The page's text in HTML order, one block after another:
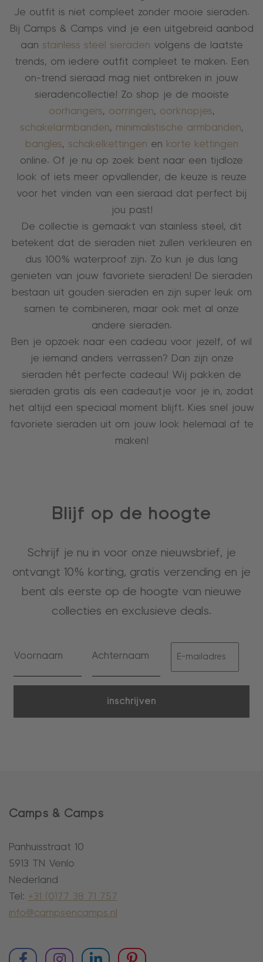
Je outfit is niet compleet zonder mooie sieraden.
Bij Camps & Camps vind je een uitgebreid aanbod
aan stainless steel sieraden volgens de laatste
trends, om iedere outfit compleet te maken. Een
on-trend sieraad mag niet ontbreken in jouw
sieradencollectie! Zo shop je de mooiste
oorhangers, oorringen, oorknopjes,
schakelarmbanden, minimalistische armbanden,
bangles, schakelkettingen en korte kettingen
online. Of je nu op zoek bent naar een tijdloze
look of iets meer opvallender, de keuze is reuze
voor het vinden van een sieraad dat perfect bij
jou past!
De collectie is gemaakt van stainless steel, dit
betekent dat de sieraden niet zullen verkleuren en
dus 100% waterproof zijn. Zo kun je dus lang
genieten van jouw favoriete sieraden! De sieraden
bestaan uit gouden sieraden en zijn super leuk om
samen te combineren, maar ook met al onze
andere sieraden.
Ben je opzoek naar een cadeau voor jezelf, of wil
je iemand anders verrassen? Dan zijn onze
sieraden hét perfecte cadeau! Wij pakken de
sieraden gratis als een cadeautje voor je in, zodat
het altijd een speciaal moment blijft. Kies snel jouw
favoriete sieraden uit om jouw look helemaal af te
maken!
Blijf op de hoogte
Schrijf je nu in voor onze nieuwsbrief, je
ontvangt 10% korting, gratis verzending en je
bent als eerste op de hoogte van nieuwe
collecties en exclusieve deals.
inschrijven
Camps & Camps
Panhuisstraat 10
5913 TN Venlo
Nederland
Tel: +31 (0)77 38 71 757
info@campsencamps.nl